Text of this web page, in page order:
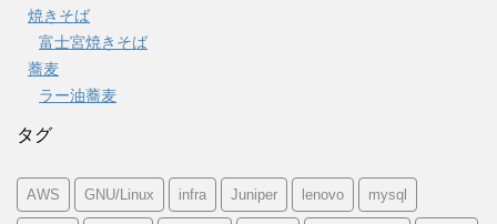
焼きそば
富士宮焼きそば
蕎麦
ラー油蕎麦
タグ
AWS GNU/Linux infra Juniper lenovo mysql